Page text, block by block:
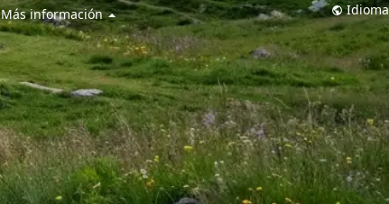
Más información Idioma